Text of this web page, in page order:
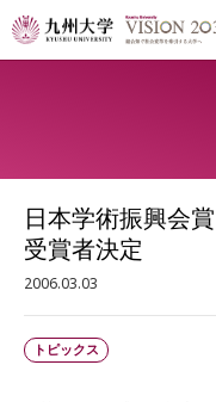
日本学術振興会
受賞者決定
2006.03.03
トピックス